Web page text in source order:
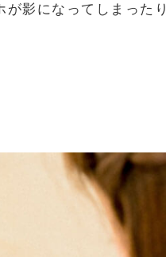
が影になってしまった